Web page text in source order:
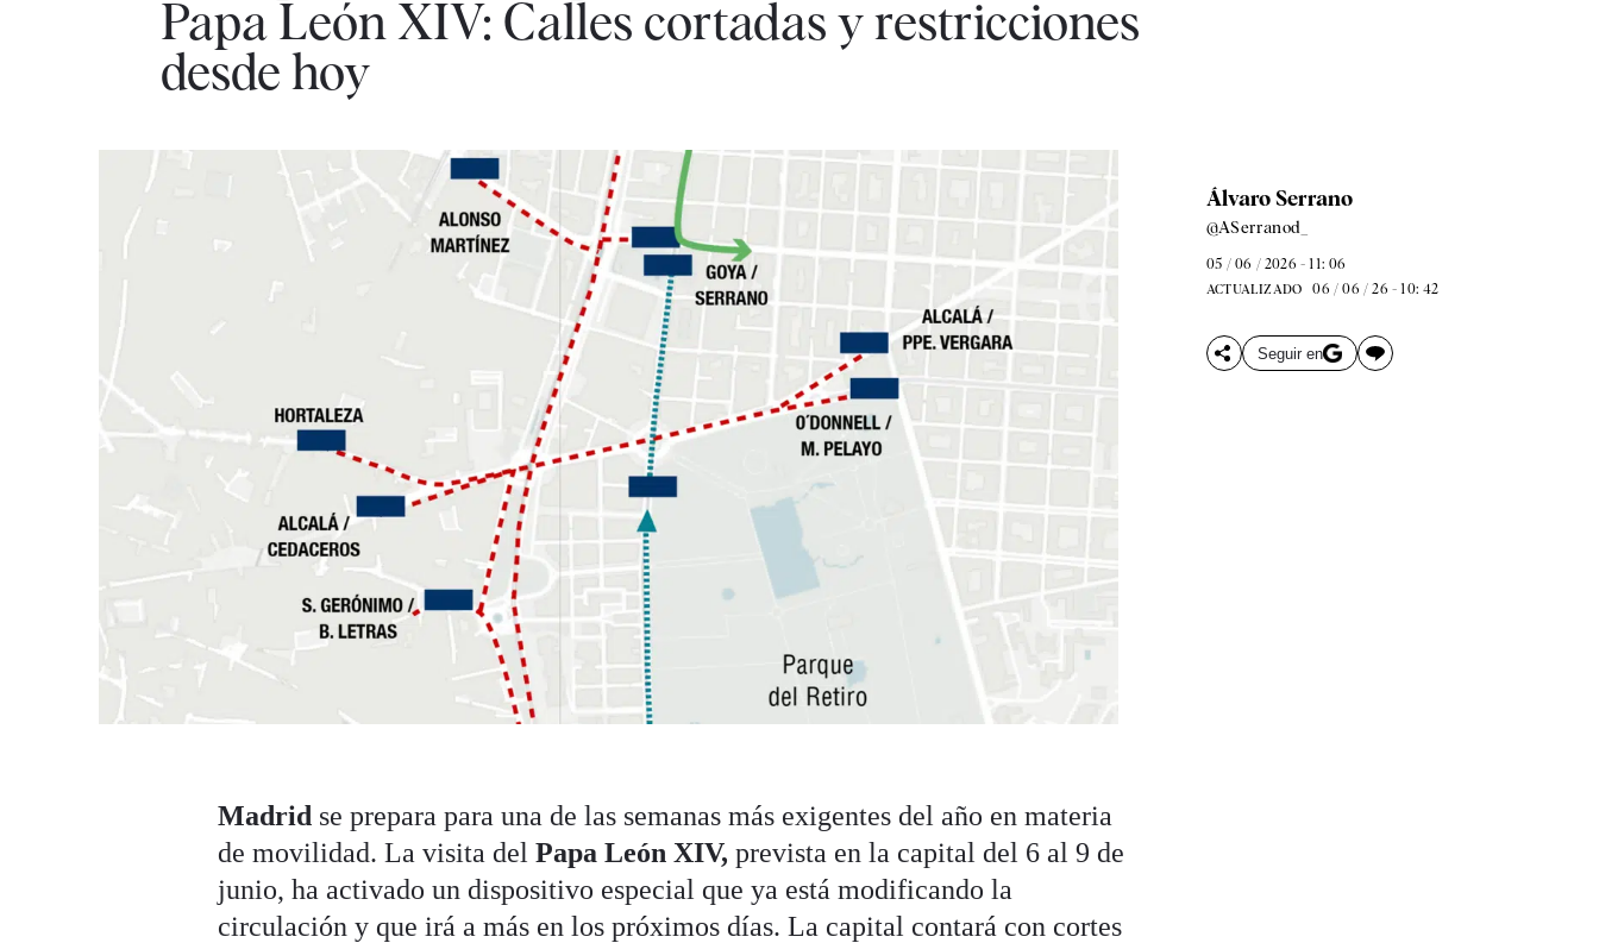
Papa León XIV: Calles cortadas y restricciones
desde hoy
Álvaro Serrano
@ASerranod_
05 / 06 / 2026 - 11: 06
ACTUALIZADO 06 / 06 / 26 - 10: 42
Seguir en
Madrid se prepara para una de las semanas más exigentes del año en materia
de movilidad. La visita delPapa León XIV, prevista en la capital del 6 al 9 de
junio, ha activado un dispositivo especial que ya está modificando la
circulación y que irá a más en los próximos días. La capital contará con cortes